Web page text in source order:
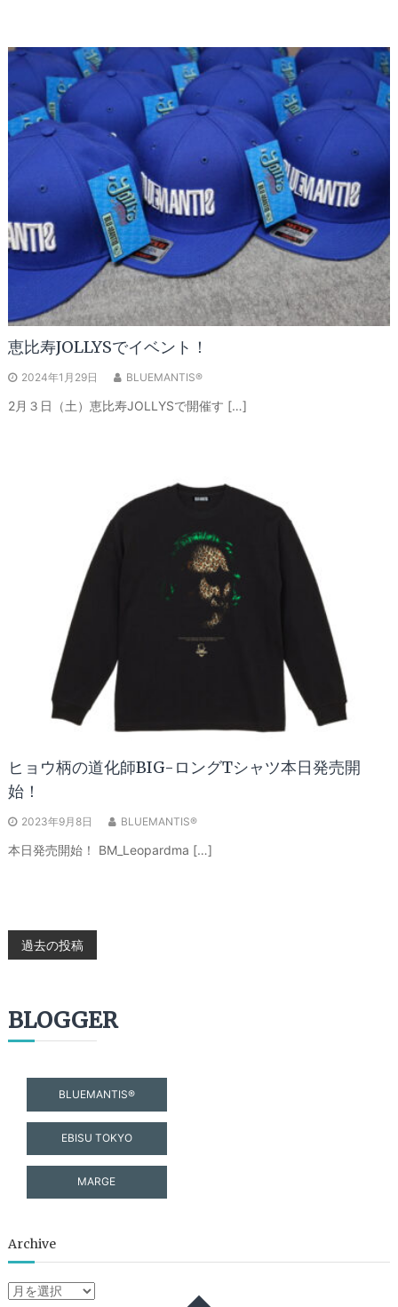
恵比寿JOLLYSでイベント！
2024年1月29日 BLUEMANTIS®
2月３日（土）恵比寿JOLLYSで開催す […]
ヒョウ柄の道化師BIG-ロングTシャツ本日発売開
始！
2023年9月8日 BLUEMANTIS®
本日発売開始！ BM_Leopardma […]
投
ナ
ビ
ゲ
ー
ョ
ン
過去の投稿
BLOGGER
BLUEMANTIS®
EBISU TOKYO
MARGE
Archive
Archive